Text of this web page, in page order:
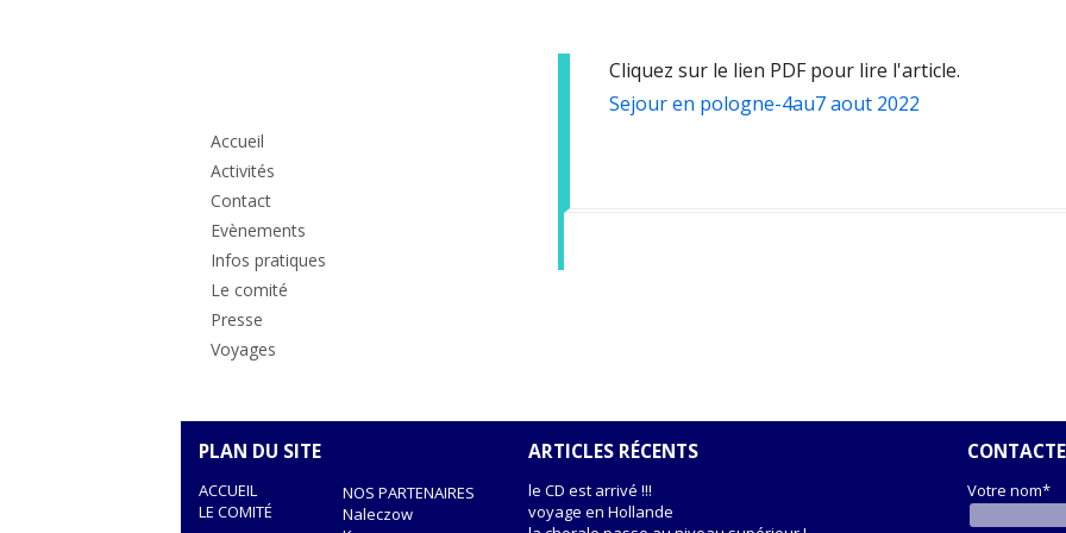
principale
Accueil
Activités
Contact
Evènements
Infos pratiques
Le comité
Presse
Voyages
Cliquez sur le lien PDF pour lire l'article.
Sejour en pologne-4au7 aout 2022
PLAN DU SITE
ACCUEIL
LE COMITÉ
NOS PARTENAIRES
Naleczow
ARTICLES RÉCENTS
le CD est arrivé !!!
voyage en Hollande
Votre nom*